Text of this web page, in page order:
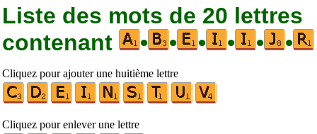
Liste des mots de 20 lettres
contenant
• • • • • •
Cliquez pour ajouter une huitième lettre
Cliquez pour enlever une lettre